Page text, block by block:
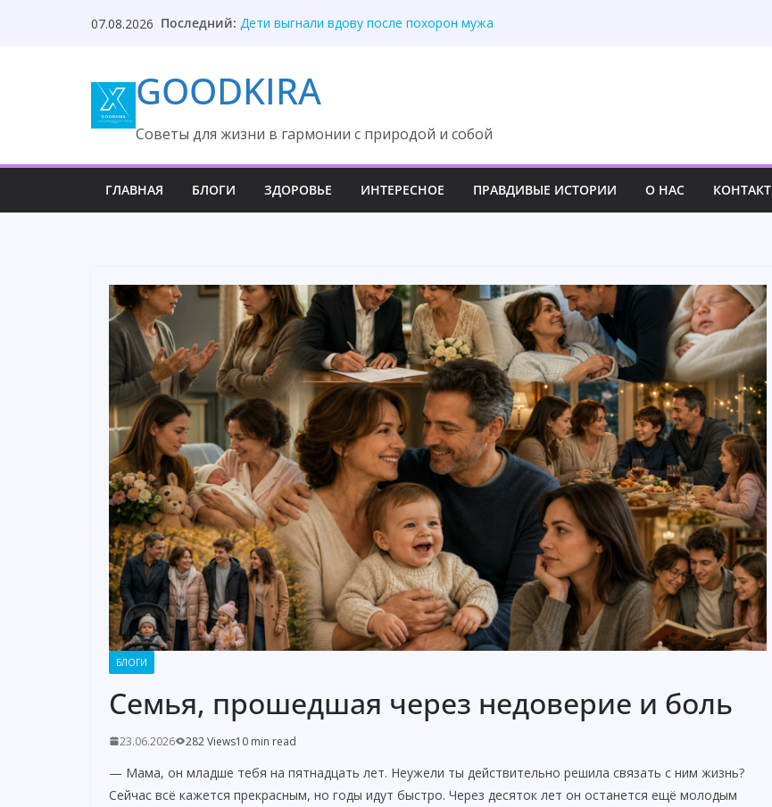
07.08.2026 Последний: Дети выгнали вдову после похорон мужа
Жена молчала годами, пока не услышала правду
Отец нашёл дочь благодаря анализу ДНК
GOODKIRA
Cоветы для жизни в гармонии с природой и собой
ГЛАВНАЯ БЛОГИ ЗДОРОВЬЕ ИНТЕРЕСНОЕ ПРАВДИВЫЕ ИСТОРИИ О НАС КОНТАКТ
БЛОГИ
Семья, прошедшая через недоверие и боль
23.06.2026 282 Views10 min read
— Мама, он младше тебя на пятнадцать лет. Неужели ты действительно решила связать с ним жизнь?
Сейчас всё кажется прекрасным, но годы идут быстро. Через десяток лет он останется ещё молодым